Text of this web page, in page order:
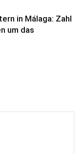
in Málaga: Zahl
um das